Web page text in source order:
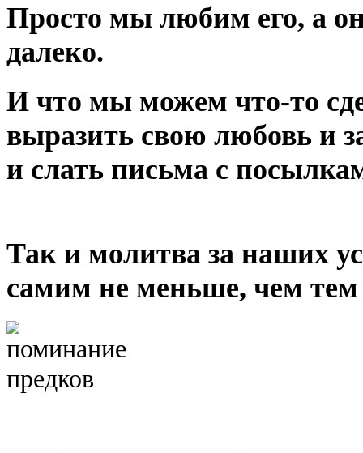
Просто мы любим его, а
далеко.
И что мы можем что-то
выразить свою любовь и
и слать письма с
Так и молитва за наших
самим не меньше, чем